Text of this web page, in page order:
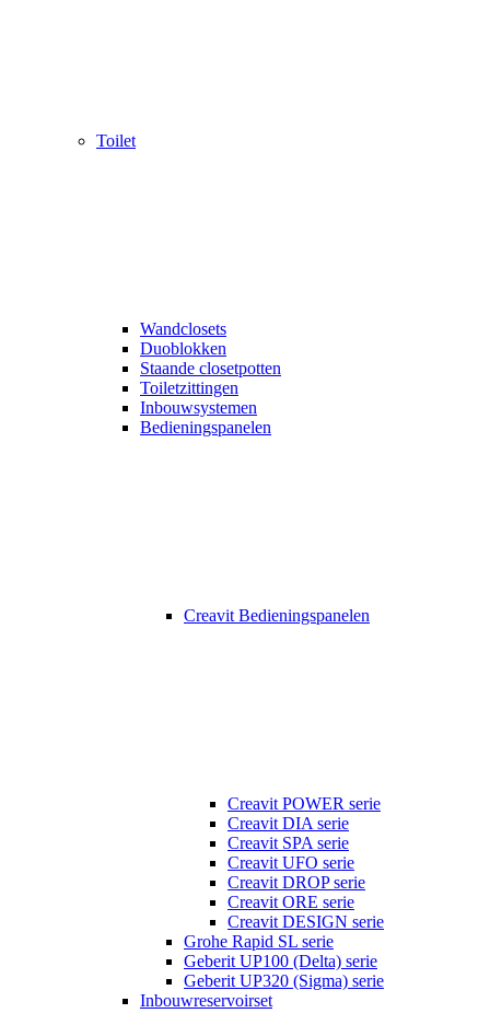
Toilet
Wandclosets
Duoblokken
Staande closetpotten
Toiletzittingen
Inbouwsystemen
Bedieningspanelen
Creavit Bedieningspanelen
Creavit POWER serie
Creavit DIA serie
Creavit SPA serie
Creavit UFO serie
Creavit DROP serie
Creavit ORE serie
Creavit DESIGN serie
Grohe Rapid SL serie
Geberit UP100 (Delta) serie
Geberit UP320 (Sigma) serie
Inbouwreservoirset